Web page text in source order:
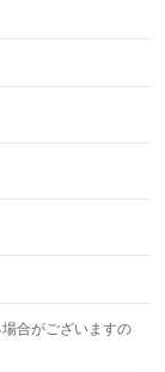
合がございますの